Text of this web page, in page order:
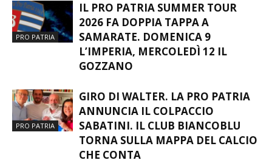
PRO PATRIA
IL PRO PATRIA SUMMER TOUR
2026 FA DOPPIA TAPPA A
SAMARATE. DOMENICA 9
L’IMPERIA, MERCOLEDÌ 12 IL
GOZZANO
PRO PATRIA
GIRO DI WALTER. LA PRO PATRIA
ANNUNCIA IL COLPACCIO
SABATINI. IL CLUB BIANCOBLU
TORNA SULLA MAPPA DEL CALCIO
CHE CONTA